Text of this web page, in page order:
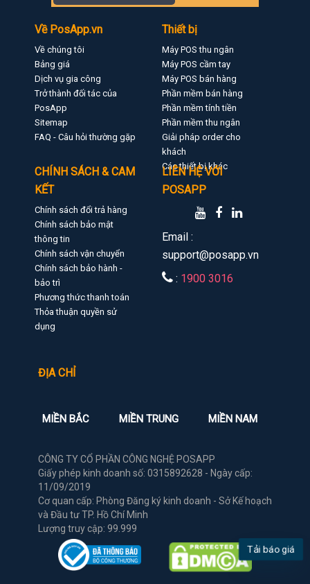
Tải báo giá
Về PosApp.vn
Về chúng tôi
Bảng giá
Dịch vụ gia công
Trở thành đối tác của
PosApp
Sitemap
FAQ - Câu hỏi thường gặp
Thiết bị
Máy POS thu ngân
Máy POS cầm tay
Máy POS bán hàng
Phần mềm bán hàng
Phần mềm tính tiền
Phần mềm thu ngân
Giải pháp order cho
khách
Các thiết bị khác
CHÍNH SÁCH & CAM
KẾT
Chính sách đổi trả hàng
Chính sách bảo mật
thông tin
Chính sách vận chuyển
Chính sách bảo hành -
bảo trì
Phương thức thanh toán
Thỏa thuận quyền sử
dụng
LIÊN HỆ VỚI
POSAPP
Email :
support@posapp.vn
: 1900 3016
ĐỊA CHỈ
MIỀN BẮC MIỀN TRUNG MIỀN NAM
CÔNG TY CỔ PHẦN CÔNG NGHỆ POSAPP
Giấy phép kinh doanh số: 0315892628 - Ngày cấp:
11/09/2019
Cơ quan cấp: Phòng Đăng ký kinh doanh - Sở Kế hoạch
và Đầu tư TP. Hồ Chí Minh
Lượng truy cập: 99.999